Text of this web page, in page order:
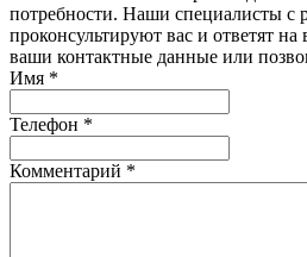
потребности. Наши специалисты с
проконсультируют вас и ответят на
ваши контактные данные или
Имя *
Телефон *
Комментарий *